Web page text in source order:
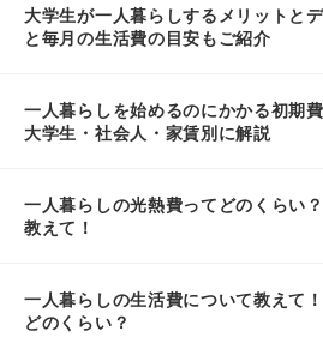
大学生が一人暮らしするメリットと
と毎月の生活費の目安もご紹介
一人暮らしを始めるのにかかる初期
大学生・社会人・家賃別に解説
一人暮らしの光熱費ってどのくらい
教えて！
一人暮らしの生活費について教えて
どのくらい？